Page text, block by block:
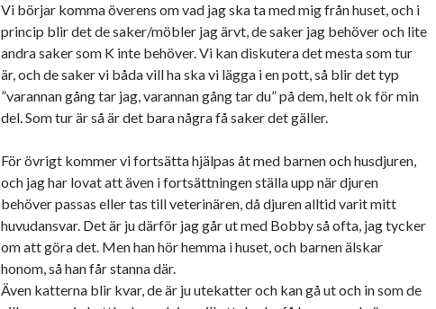
Vi börjar komma överens om vad jag ska ta med mig från huset, och i
princip blir det de saker/möbler jag ärvt, de saker jag behöver och lite
andra saker som K inte behöver. Vi kan diskutera det mesta som tur
är, och de saker vi båda vill ha ska vi lägga i en pott, så blir det typ
”varannan gång tar jag, varannan gång tar du” på dem, helt ok för min
del. Som tur är så är det bara några få saker det gäller.
För övrigt kommer vi fortsätta hjälpas åt med barnen och husdjuren,
och jag har lovat att även i fortsättningen ställa upp när djuren
behöver passas eller tas till veterinären, då djuren alltid varit mitt
huvudansvar. Det är ju därför jag går ut med Bobby så ofta, jag tycker
om att göra det. Men han hör hemma i huset, och barnen älskar
honom, så han får stanna där.
Även katterna blir kvar, de är ju utekatter och kan gå ut och in som de